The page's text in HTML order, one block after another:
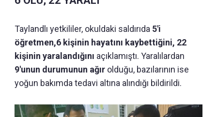
Taylandlı yetkililer, okuldaki saldırıda 5'i
öğretmen,6 kişinin hayatını kaybettiğini, 22
kişinin yaralandığını açıklamıştı. Yaralılardan
9'unun durumunun ağır olduğu, bazılarının ise
yoğun bakımda tedavi altına alındığı bildirildi.